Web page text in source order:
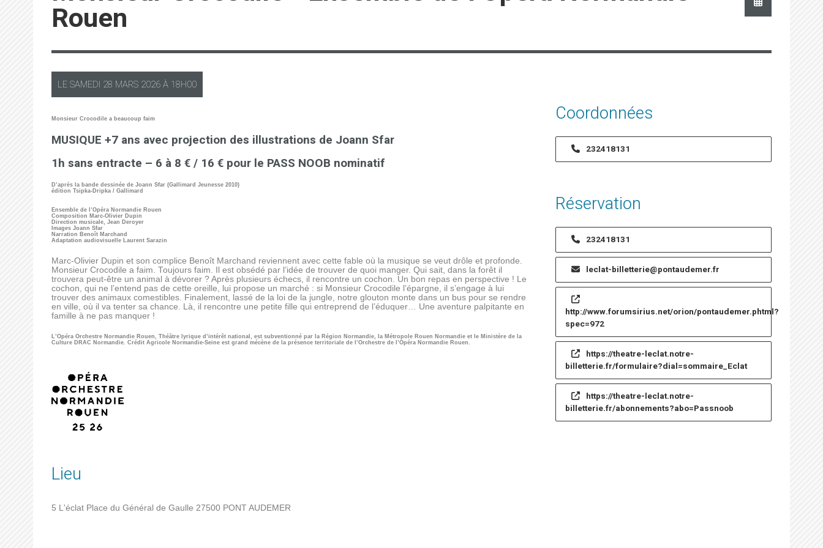
Rouen
LESAMEDI 28 MARS 2026 À 18H00
Monsieur Crocodile a beaucoup faim
MUSIQUE +7 ans avec projection des illustrations de Joann Sfar
1h sans entracte – 6 à 8 € / 16 € pour le PASS NOOB nominatif
D’après la bande dessinée de Joann Sfar (Gallimard Jeunesse 2010)
édition Tsipka-Dripka / Gallimard
Ensemble de l’Opéra Normandie Rouen
Composition Marc-Olivier Dupin
Direction musicale, Jean Deroyer
Images Joann Sfar
Narration Benoît Marchand
Adaptation audiovisuelle Laurent Sarazin
Marc-Olivier Dupin et son complice Benoît Marchand reviennent avec cette fable où la musique se veut drôle et profonde.
Monsieur Crocodile a faim. Toujours faim. Il est obsédé par l’idée de trouver de quoi manger. Qui sait, dans la forêt il
trouvera peut-être un animal à dévorer ? Après plusieurs échecs, il rencontre un cochon. Un bon repas en perspective ! Le
cochon, qui ne l’entend pas de cette oreille, lui propose un marché : si Monsieur Crocodile l’épargne, il s’engage à lui
trouver des animaux comestibles. Finalement, lassé de la loi de la jungle, notre glouton monte dans un bus pour se rendre
en ville, où il va tenter sa chance. Là, il rencontre une petite fille qui entreprend de l’éduquer… Une aventure palpitante en
famille à ne pas manquer !
L’Opéra Orchestre Normandie Rouen, Théâtre lyrique d’intérêt national, est subventionné par la Région Normandie, la Métropole Rouen Normandie et le Ministère de la
Culture DRAC Normandie. Crédit Agricole Normandie-Seine est grand mécène de la présence territoriale de l’Orchestre de l’Opéra Normandie Rouen.
Lieu
5 L'éclat Place du Général de Gaulle 27500 PONT AUDEMER
Coordonnées
232418131
Réservation
232418131
leclat-billetterie@pontaudemer.fr
http://www.forumsirius.net/orion/pontaudemer.phtml?
spec=972
https://theatre-leclat.notre-
billetterie.fr/formulaire?dial=sommaire_Eclat
https://theatre-leclat.notre-
billetterie.fr/abonnements?abo=Passnoob